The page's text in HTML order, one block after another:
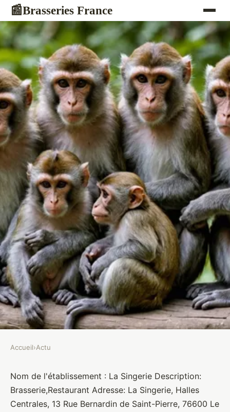
📰Brasseries France
La Singerie
Brasseurs• 10 janvier 2022•1 min de lecture
Accueil›Actu
Nom de l'établissement : La Singerie Description:
Brasserie,Restaurant Adresse: La Singerie, Halles
Centrales, 13 Rue Bernardin de Saint-Pierre, 76600 Le